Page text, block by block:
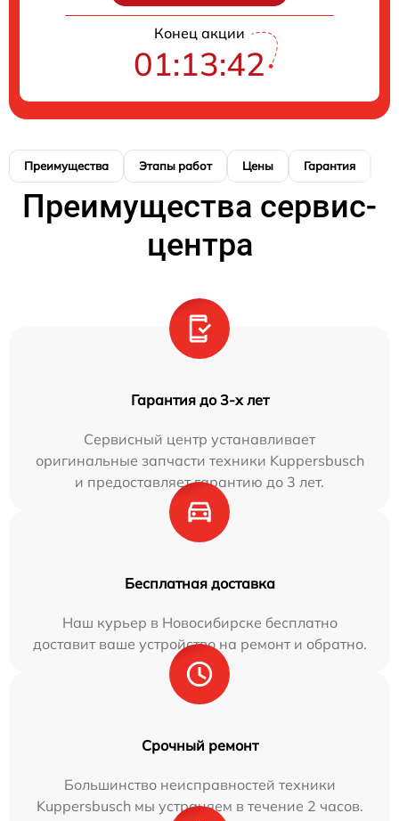
Конец акции
01:13:41
Преимущества Этапы работ Цены Гарантия
Преимущества сервис-
центра
Гарантия до 3-х лет
Сервисный центр устанавливает
оригинальные запчасти техники Kuppersbusch
и предоставляет гарантию до 3 лет.
Бесплатная доставка
Наш курьер в Новосибирске бесплатно
доставит ваше устройство на ремонт и обратно.
Срочный ремонт
Большинство неисправностей техники
Kuppersbusch мы устраняем в течение 2 часов.